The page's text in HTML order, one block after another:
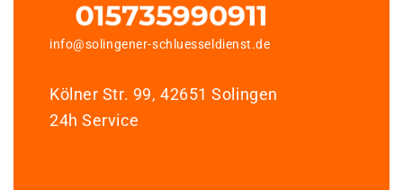
info@solingener-schluesseldienst.de
Kölner Str. 99, 42651 Solingen
24h Service